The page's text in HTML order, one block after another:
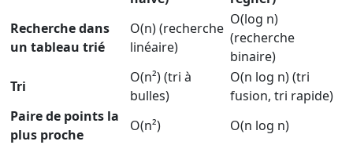
Recherche dans
un tableau trié
O(n) (recherche
linéaire)
O(log n)
(recherche
binaire)
Tri
O(n²) (tri à
bulles)
O(n log n) (tri
fusion, tri rapide)
Paire de points la
plus proche
O(n²)
O(n log n)